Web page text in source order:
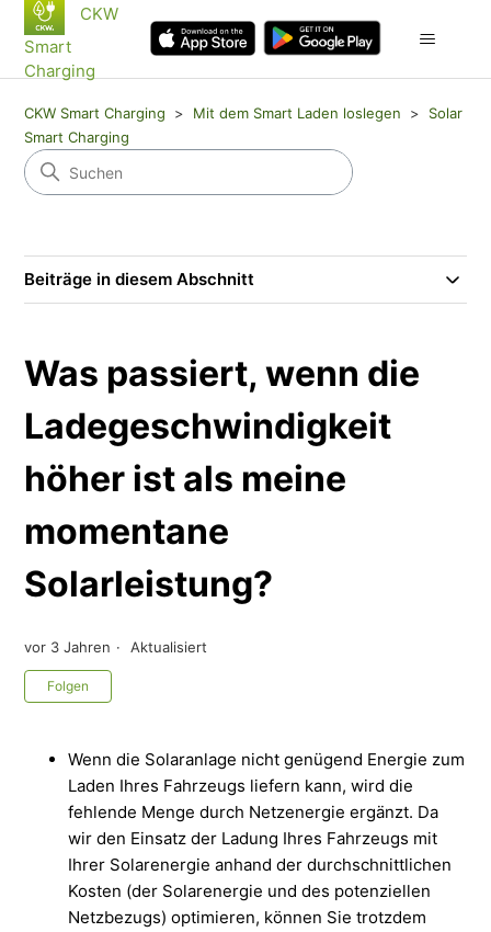
CKW
Smart
Charging
CKW Smart Charging Mit dem Smart Laden loslegen
Solar
Smart Charging
Beiträge in diesem Abschnitt
Was passiert, wenn die
Ladegeschwindigkeit
höher ist als meine
momentane
Solarleistung?
vor 3 Jahren Aktualisiert
Folgen
Wenn die Solaranlage nicht genügend Energie zum
Laden Ihres Fahrzeugs liefern kann, wird die
fehlende Menge durch Netzenergie ergänzt. Da
wir den Einsatz der Ladung Ihres Fahrzeugs mit
Ihrer Solarenergie anhand der durchschnittlichen
Kosten (der Solarenergie und des potenziellen
Netzbezugs) optimieren, können Sie trotzdem